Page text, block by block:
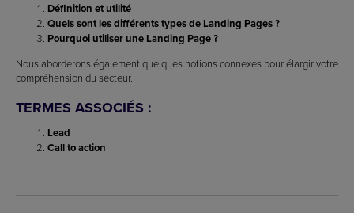
Définition et utilité
Quels sont les différents types de Landing Pages ?
Pourquoi utiliser une Landing Page ?
Nous aborderons également quelques notions connexes pour élargir votre
compréhension du secteur.
TERMES ASSOCIÉS :
Lead
Call to action